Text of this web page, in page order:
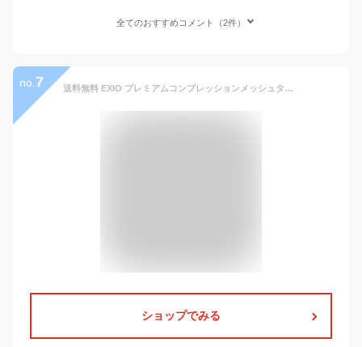
全てのおすすめコメント（2件）
no. 7 送料無料 EXIO プレミアムコンプレッションメッシュタイツ メンズ スポーツタイツ メッシュ仕様 オールシーズン コンプレッション 加圧タイツ スポーツ インナー アンダーウェア フィットネスウェア ジム 夏用 タイツ レギンス ランニングウェア トレーニングウェア ネコポス
ショップでみる